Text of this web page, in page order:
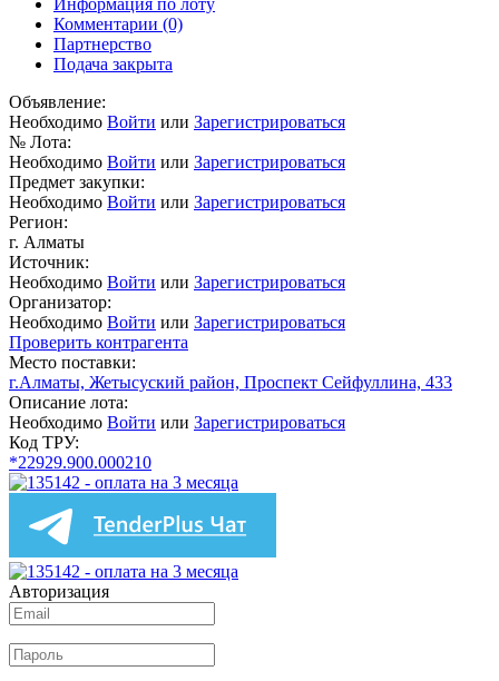
Информация по лоту
Комментарии (0)
Партнерство
Подача закрыта
Объявление:
Необходимо Войти или Зарегистрироваться
№ Лота:
Необходимо Войти или Зарегистрироваться
Предмет закупки:
Необходимо Войти или Зарегистрироваться
Регион:
г. Алматы
Источник:
Необходимо Войти или Зарегистрироваться
Организатор:
Необходимо Войти или Зарегистрироваться
Проверить контрагента
Место поставки:
г.Алматы, Жетысуский район, Проспект Сейфуллина, 433
Описание лота:
Необходимо Войти или Зарегистрироваться
Код ТРУ:
*22929.900.000210
Авторизация